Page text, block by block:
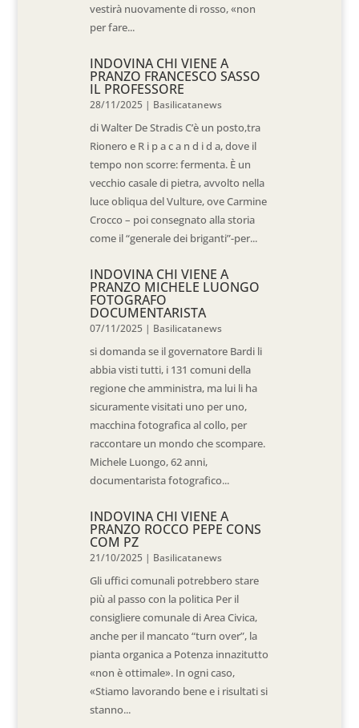
vestirà nuovamente di rosso, «non
per fare...
INDOVINA CHI VIENE A
PRANZO FRANCESCO SASSO
IL PROFESSORE
28/11/2025 | Basilicatanews
di Walter De Stradis C’è un posto,tra
Rionero e R i p a c a n d i d a, dove il
tempo non scorre: fermenta. È un
vecchio casale di pietra, avvolto nella
luce obliqua del Vulture, ove Carmine
Crocco – poi consegnato alla storia
come il “generale dei briganti”-per...
INDOVINA CHI VIENE A
PRANZO MICHELE LUONGO
FOTOGRAFO
DOCUMENTARISTA
07/11/2025 | Basilicatanews
si domanda se il governatore Bardi li
abbia visti tutti, i 131 comuni della
regione che amministra, ma lui li ha
sicuramente visitati uno per uno,
macchina fotografica al collo, per
raccontare un mondo che scompare.
Michele Luongo, 62 anni,
documentarista fotografico...
INDOVINA CHI VIENE A
PRANZO ROCCO PEPE CONS
COM PZ
21/10/2025 | Basilicatanews
Gli uffici comunali potrebbero stare
più al passo con la politica Per il
consigliere comunale di Area Civica,
anche per il mancato “turn over”, la
pianta organica a Potenza innazitutto
«non è ottimale». In ogni caso,
«Stiamo lavorando bene e i risultati si
stanno...